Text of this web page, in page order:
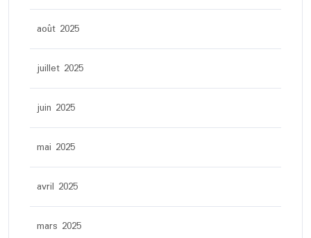
août 2025
juillet 2025
juin 2025
mai 2025
avril 2025
mars 2025